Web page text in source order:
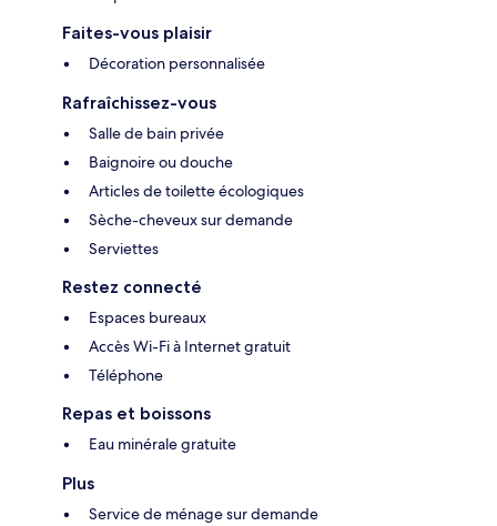
Faites-vous plaisir
Décoration personnalisée
Rafraîchissez-vous
Salle de bain privée
Baignoire ou douche
Articles de toilette écologiques
Sèche-cheveux sur demande
Serviettes
Restez connecté
Espaces bureaux
Accès Wi-Fi à Internet gratuit
Téléphone
Repas et boissons
Eau minérale gratuite
Plus
Service de ménage sur demande